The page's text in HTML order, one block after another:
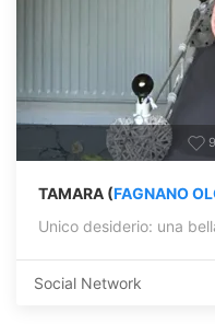
TAMARA (FAGNANO
Unico desiderio: una
Social Network